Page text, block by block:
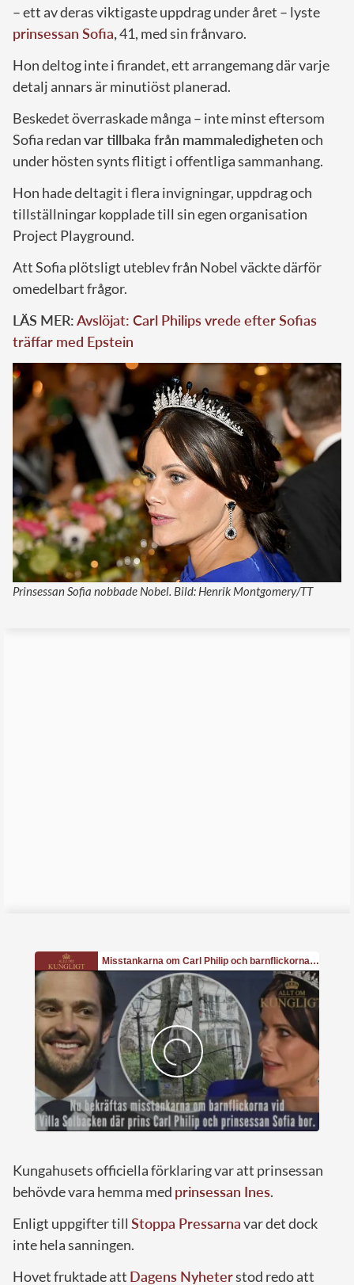
– ett av deras viktigaste uppdrag under året – lyste
prinsessan Sofia,41, med sin frånvaro.
Hon deltog inte i firandet, ett arrangemang där varje
detalj annars är minutiöst planerad.
Beskedet överraskade många – inte minst eftersom
Sofia redanvar tillbaka från mammaledighetenoch
under hösten synts flitigt i offentliga sammanhang.
Hon hade deltagit i flera invigningar, uppdrag och
tillställningar kopplade till sin egen organisation
Project Playground.
Att Sofia plötsligt uteblev från Nobel väckte därför
omedelbart frågor.
LÄS MER:Avslöjat: Carl Philips vrede efter Sofias
träffar med Epstein
Prinsessan Sofia nobbade Nobel. Bild: Henrik Montgomery/TT
Kungahusets officiella förklaring var att prinsessan
behövde vara hemma med prinsessan Ines.
Enligt uppgifter till Stoppa Pressarnavar det dock
inte hela sanningen.
Hovet fruktade att Dagens Nyheterstod redo att